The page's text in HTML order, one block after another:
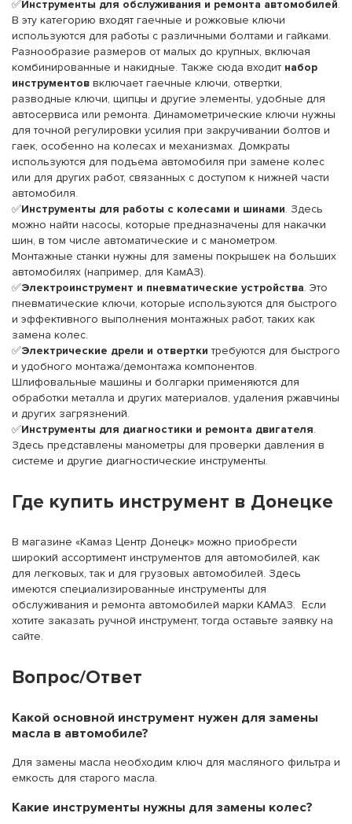
✅Инструменты для обслуживания и ремонта автомобилей.
В эту категорию входят гаечные и рожковые ключи
используются для работы с различными болтами и гайками.
Разнообразие размеров от малых до крупных, включая
комбинированные и накидные. Также сюда входит набор
инструментов включает гаечные ключи, отвертки,
разводные ключи, щипцы и другие элементы, удобные для
автосервиса или ремонта. Динамометрические ключи нужны
для точной регулировки усилия при закручивании болтов и
гаек, особенно на колесах и механизмах. Домкраты
используются для подъема автомобиля при замене колес
или для других работ, связанных с доступом к нижней части
автомобиля.
✅Инструменты для работы с колесами и шинами. Здесь
можно найти насосы, которые предназначены для накачки
шин, в том числе автоматические и с манометром.
Монтажные станки нужны для замены покрышек на больших
автомобилях (например, для КамАЗ).
✅Электроинструмент и пневматические устройства. Это
пневматические ключи, которые используются для быстрого
и эффективного выполнения монтажных работ, таких как
замена колес.
✅Электрические дрели и отвертки требуются для быстрого
и удобного монтажа/демонтажа компонентов.
Шлифовальные машины и болгарки применяются для
обработки металла и других материалов, удаления ржавчины
и других загрязнений.
✅Инструменты для диагностики и ремонта двигателя.
Здесь представлены манометры для проверки давления в
системе и другие диагностические инструменты.
Где купить инструмент в Донецке
В магазине «Камаз Центр Донецк» можно приобрести
широкий ассортимент инструментов для автомобилей, как
для легковых, так и для грузовых автомобилей. Здесь
имеются специализированные инструменты для
обслуживания и ремонта автомобилей марки КАМАЗ. Если
хотите заказать ручной инструмент, тогда оставьте заявку на
сайте.
Вопрос/Ответ
Какой основной инструмент нужен для замены
масла в автомобиле?
Для замены масла необходим ключ для масляного фильтра и
емкость для старого масла.
Какие инструменты нужны для замены колес?